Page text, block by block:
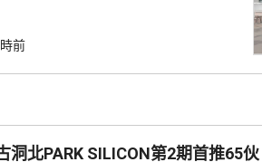
前
洞北PARK SILICON第2期首推65